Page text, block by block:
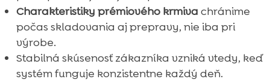
Charakteristiky prémiového krmiva chránime
počas skladovania aj prepravy, nie iba pri
výrobe.
Stabilná skúsenosť zákazníka vzniká vtedy, keď
systém funguje konzistentne každý deň.